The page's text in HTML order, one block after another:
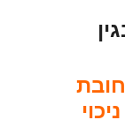
חובת
ניכוי